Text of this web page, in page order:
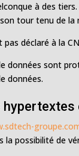
à des
tour tenu de
pas déclaré à la
données sont
données.
hypertextes
la possibilité de